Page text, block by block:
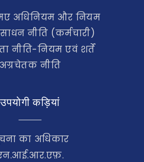
अधिनियम और नियम
नीति (कर्मचारी)
नीति-नियम एवं शर्तें
अग्रचेतक नीति
उपयोगी कड़ियां
का अधिकार